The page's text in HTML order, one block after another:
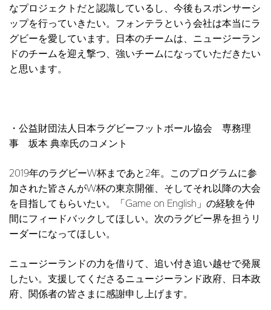
なプロジェクトだと認識しているし、今後もスポンサーシ
ップを行っていきたい。フォンテラという会社は本当にラ
グビーを愛しています。日本のチームは、ニュージーラン
ドのチームを迎え撃つ、強いチームになっていただきたい
と思います。
・公益財団法人日本ラグビーフットボール協会 専務理
事 坂本 典幸氏のコメント
2019年のラグビーW杯まであと2年。このプログラムに参
加された皆さんがW杯の東京開催、そしてそれ以降の大会
を目指してもらいたい。「Game on English」の経験を仲
間にフィードバックしてほしい。次のラグビー界を担うリ
ーダーになってほしい。
ニュージーランドの力を借りて、追い付き追い越せで発展
したい。支援してくださるニュージーランド政府、日本政
府、関係者の皆さまに感謝申し上げます。